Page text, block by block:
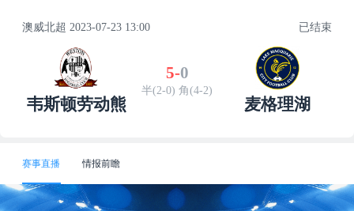
澳威北超 2023-07-23 13:00 已结束
韦斯顿劳动熊
5-0
半(2-0) 角(4-2)
麦格理湖
赛事直播 情报前瞻